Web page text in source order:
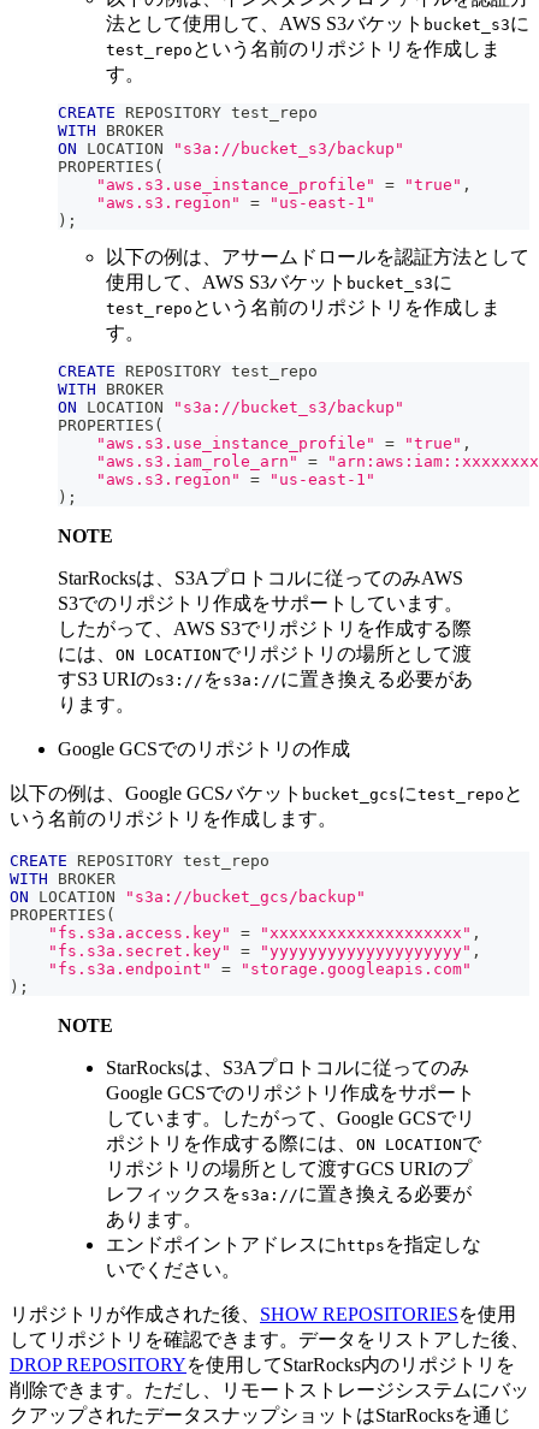
法として使用して、AWS S3バケット bucket_s3に
test_repo という名前のリポジトリを作成しま
す。
CREATE REPOSITORY test_repo
WITH BROKER
ON LOCATION
"s3a://bucket_s3/backup"
PROPERTIES (
"aws.s3.use_instance_profile"
= "true" ,
"aws.s3.region"
=
"us-east-1"
) ;
以下の例は、アサームドロールを認証方法として
使用して、AWS S3バケット bucket_s3に
test_repo という名前のリポジトリを作成しま
す。
CREATE REPOSITORY test_repo
WITH BROKER
ON LOCATION
"s3a://bucket_s3/backup"
PROPERTIES (
"aws.s3.use_instance_profile"
= "true" ,
"aws.s3.iam_role_arn"
=
"aws.s3.region"
=
"us-east-1"
) ;
NOTE
StarRocksは、S3Aプロトコルに従ってのみAWS
S3でのリポジトリ作成をサポートしています。
したがって、AWS S3でリポジトリを作成する際
には、 ON LOCATIONでリポジトリの場所として渡
すS3 URIのs3:// をs3a://に置き換える必要があ
ります。
Google GCSでのリポジトリの作成
以下の例は、Google GCSバケット bucket_gcsにtest_repo と
いう名前のリポジトリを作成します。
CREATE REPOSITORY test_repo
WITH BROKER
ON LOCATION
"s3a://bucket_gcs/backup"
PROPERTIES (
"fs.s3a.access.key"
= "xxxxxxxxxxxxxxxxxxxx" ,
"fs.s3a.secret.key"
= "yyyyyyyyyyyyyyyyyyyy" ,
"fs.s3a.endpoint"
=
"storage.googleapis.com"
) ;
NOTE
StarRocksは、S3Aプロトコルに従ってのみ
Google GCSでのリポジトリ作成をサポート
しています。したがって、Google GCSでリ
ポジトリを作成する際には、 ON LOCATIONで
リポジトリの場所として渡すGCS URIのプ
レフィックスをs3a://に置き換える必要が
あります。
エンドポイントアドレスに https を指定しな
いでください。
リポジトリが作成された後、 SHOW REPOSITORIESを使用
してリポジトリを確認できます。データをリストアした後、
DROP REPOSITORYを使用してStarRocks内のリポジトリを
削除できます。ただし、リモートストレージシステムにバッ
クアップされたデータスナップショットはStarRocksを通じ